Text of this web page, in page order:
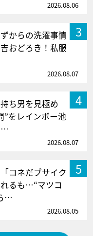
2026.08.06
3
からの洗濯事情
おどろき！私服
2026.08.07
4
ち男を見極め
”をレインボー池
…
2026.08.07
5
コネだブサイク
るも…“マツコ
…
2026.08.05